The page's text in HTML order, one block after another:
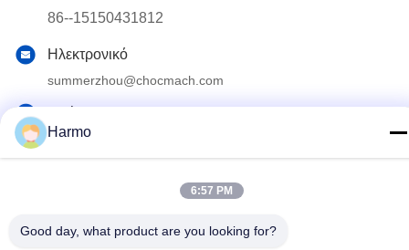
86--15150431812
Ηλεκτρονικό
summerzhou@chocmach.com
5109# δρόμος Ανατολικής Λίμνης Τάι, Λινχού, περιοχή
Κίνα Καλό Ποιότητα Conche σοκολάτας μηχανή Προμηθευτής.
Harmo
6:57 PM
Good day, what product are you looking for?